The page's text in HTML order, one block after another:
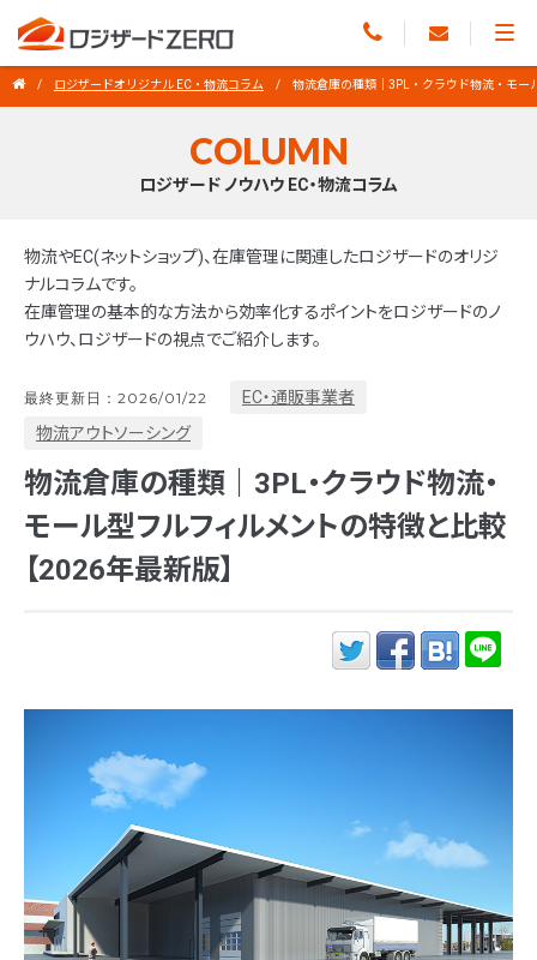
ロジザードオリジナル EC・物流コラム 物流倉庫の種類｜3PL・クラウド物流・モ
COLUMN
ロジザード ノウハウ EC・物流コラム
物流やEC(ネットショップ)、在庫管理に関連したロジザードのオリジ
ナルコラムです。
在庫管理の基本的な方法から効率化するポイントをロジザードのノ
ウハウ、ロジザードの視点でご紹介します。
最終更新日：2026/01/22
EC・通販事業者
物流アウトソーシング
物流倉庫の種類｜3PL・クラウド物流・
モール型フルフィルメントの特徴と比較
【2026年最新版】